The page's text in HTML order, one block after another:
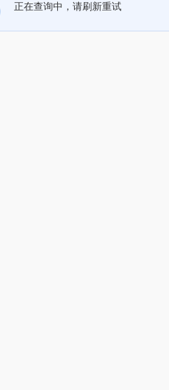
正在查询中，请刷新重试